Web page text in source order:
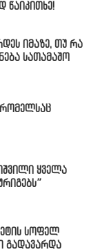
წაიკითხე!
იმაზე, თუ რა
სათამაშო
ყველა
სოფელ
გადავარდა